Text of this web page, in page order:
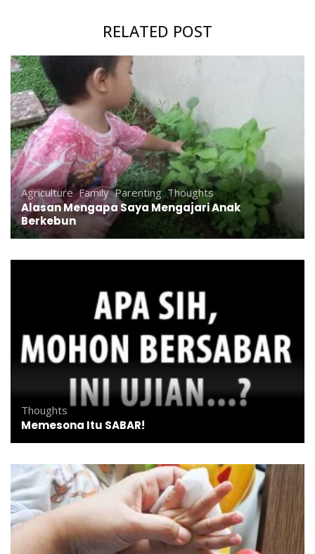
RELATED POST
Agriculture,Family,Parenting,Thoughts
Alasan Mengapa Saya Mengajari Anak
Berkebun
Thoughts
Memesona Itu SABAR!